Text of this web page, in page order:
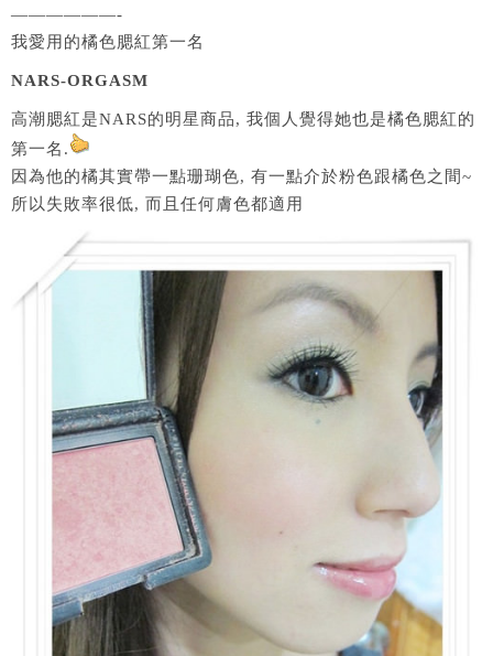
——————-
我愛用的橘色腮紅第一名
NARS-ORGASM
高潮腮紅是NARS的明星商品, 我個人覺得她也是橘色腮紅的
第一名.
因為他的橘其實帶一點珊瑚色, 有一點介於粉色跟橘色之間~
所以失敗率很低, 而且任何膚色都適用